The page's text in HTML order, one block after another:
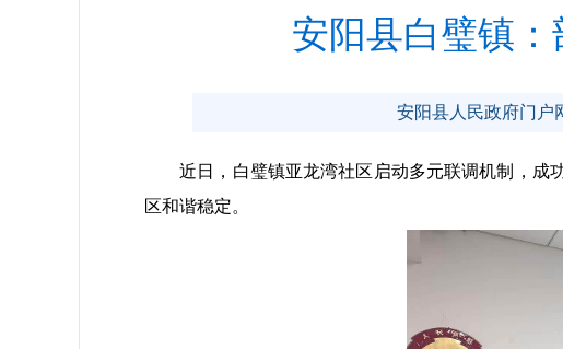
安阳县白璧镇
安阳县人民政府门户
近日，白璧镇亚龙湾社区启动多元联调机制，成功
区和谐稳定。